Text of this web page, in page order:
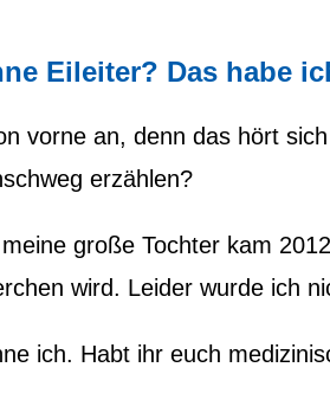
Eileiter? Das habe
vorne an, denn das hört
erzählen?
große Tochter kam
wird. Leider wurde ich
ich. Habt ihr euch